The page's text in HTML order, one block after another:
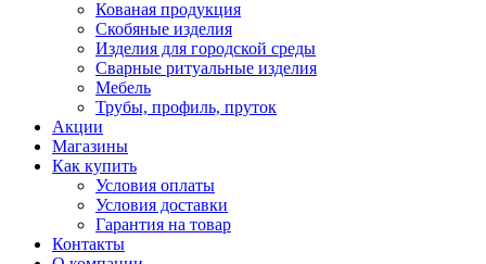
Кованая продукция
Скобяные изделия
Изделия для городской среды
Сварные ритуальные изделия
Мебель
Трубы, профиль, пруток
Акции
Магазины
Как купить
Условия оплаты
Условия доставки
Гарантия на товар
Контакты